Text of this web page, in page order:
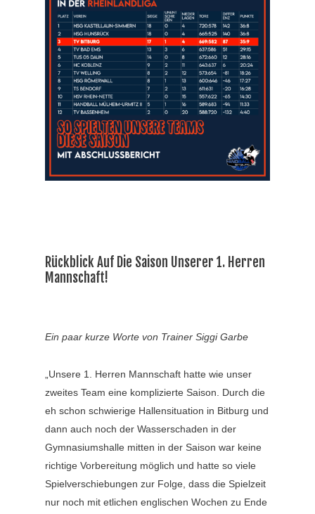
Rückblick Auf Die Saison Unserer 1. Herren
Mannschaft!
Ein paar kurze Worte von Trainer Siggi Garbe
„Unsere 1. Herren Mannschaft hatte wie unser
zweites Team eine komplizierte Saison.
Durch die
eh schon schwierige Hallensituation in Bitburg und
dann auch noch der Wasserschaden in der
Gymnasiumshalle mitten in der Saison war keine
richtige Vorbereitung möglich und hatte so viele
Spielverschiebungen zur Folge, dass die Spielzeit
nur noch mit etlichen englischen Wochen zu Ende